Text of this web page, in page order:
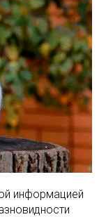
информацией